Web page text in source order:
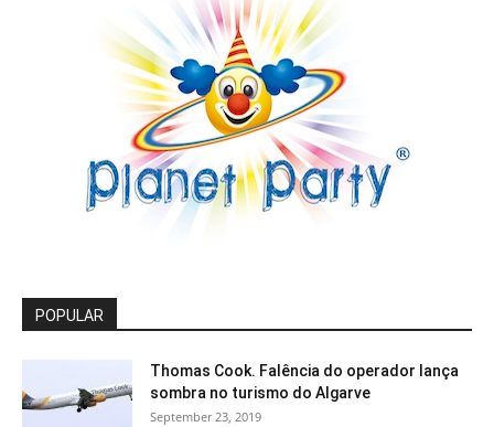
POPULAR
Thomas Cook. Falência do operador lança
sombra no turismo do Algarve
September 23, 2019